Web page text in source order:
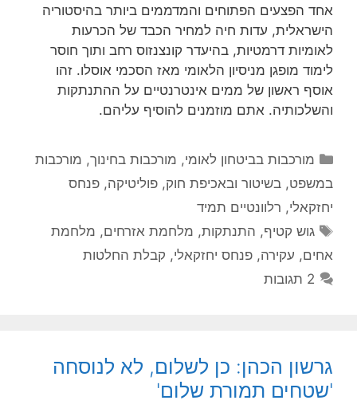
אחד הפצעים הפתוחים והמדממים ביותר בהיסטוריה
הישראלית, עדות חיה למחיר הכבד של הכרעות
לאומיות דרמטיות, בהיעדר קונצנזוס רחב ותוך חוסר
לימוד מופגן מניסיון הלאומי מאז הסכמי אוסלו. זהו
אוסף ראשון של ממים אינטרנטיים על ההתנתקות
והשלכותיה. אתם מוזמנים להוסיף עליהם.
קטגוריות
מורכבות בביטחון לאומי, מורכבות בחינוך, מורכבות
במשפט, בשיטור ובאכיפת חוק, פוליטיקה, פנחס
יחזקאלי, רלוונטיים תמיד
תגיות
גוש קטיף, התנתקות, מלחמת אזרחים, מלחמת
אחים, עקירה, פנחס יחזקאלי, קבלת החלטות
2 תגובות
גרשון הכהן: כן לשלום, לא לנוסחה
'שטחים תמורת שלום'